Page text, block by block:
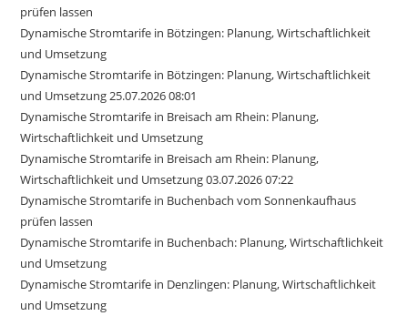
prüfen lassen
Dynamische Stromtarife in Bötzingen: Planung, Wirtschaftlichkeit
und Umsetzung
Dynamische Stromtarife in Bötzingen: Planung, Wirtschaftlichkeit
und Umsetzung 25.07.2026 08:01
Dynamische Stromtarife in Breisach am Rhein: Planung,
Wirtschaftlichkeit und Umsetzung
Dynamische Stromtarife in Breisach am Rhein: Planung,
Wirtschaftlichkeit und Umsetzung 03.07.2026 07:22
Dynamische Stromtarife in Buchenbach vom Sonnenkaufhaus
prüfen lassen
Dynamische Stromtarife in Buchenbach: Planung, Wirtschaftlichkeit
und Umsetzung
Dynamische Stromtarife in Denzlingen: Planung, Wirtschaftlichkeit
und Umsetzung